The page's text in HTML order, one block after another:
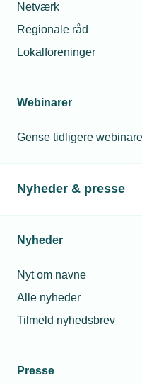
Netværk
Regionale råd
Lokalforeninger
Webinarer
Gense tidligere
Nyheder & presse
Nyheder
Nyt om navne
Alle nyheder
Tilmeld nyhedsbrev
Presse